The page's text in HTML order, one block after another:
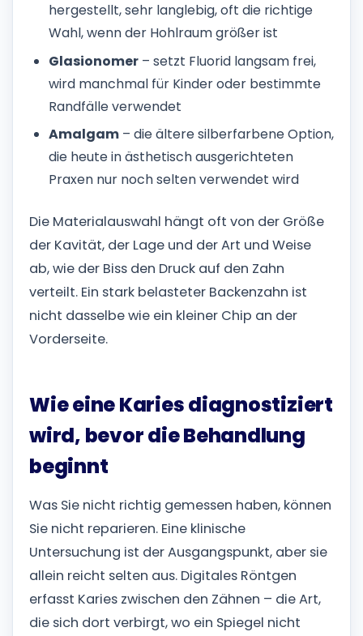
hergestellt, sehr langlebig, oft die richtige
Wahl, wenn der Hohlraum größer ist
Glasionomer – setzt Fluorid langsam frei,
wird manchmal für Kinder oder bestimmte
Randfälle verwendet
Amalgam – die ältere silberfarbene Option,
die heute in ästhetisch ausgerichteten
Praxen nur noch selten verwendet wird
Die Materialauswahl hängt oft von der Größe
der Kavität, der Lage und der Art und Weise
ab, wie der Biss den Druck auf den Zahn
verteilt. Ein stark belasteter Backenzahn ist
nicht dasselbe wie ein kleiner Chip an der
Vorderseite.
Wie eine Karies diagnostiziert
wird, bevor die Behandlung
beginnt
Was Sie nicht richtig gemessen haben, können
Sie nicht reparieren. Eine klinische
Untersuchung ist der Ausgangspunkt, aber sie
allein reicht selten aus. Digitales Röntgen
erfasst Karies zwischen den Zähnen – die Art,
die sich dort verbirgt, wo ein Spiegel nicht